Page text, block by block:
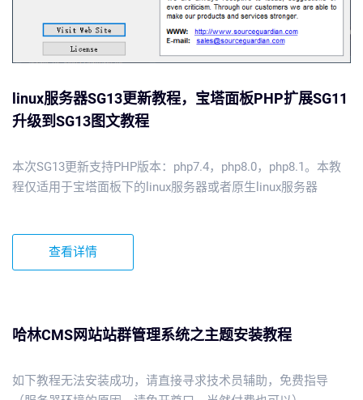
linux服务器SG13更新教程，宝塔面板PHP扩展SG11
升级到SG13图文教程
本次SG13更新支持PHP版本：php7.4，php8.0，php8.1。本教
程仅适用于宝塔面板下的linux服务器或者原生linux服务器
查看详情
哈林CMS网站站群管理系统之主题安装教程
如下教程无法安装成功，请直接寻求技术员辅助，免费指导